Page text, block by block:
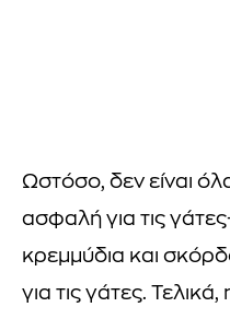
Ωστόσο, δεν είναι
ασφαλή για τις
κρεμμύδια και
για τις γάτες.